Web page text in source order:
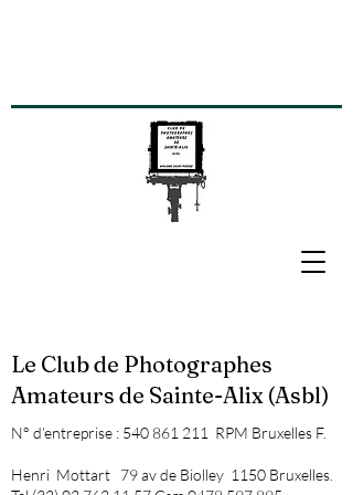
Le Club de Photographes
Amateurs de Sainte-Alix (Asbl)
N° d’entreprise : 540 861 211 RPM Bruxelles F.
Henri Mottart 79 av de Biolley 1150 Bruxelles.